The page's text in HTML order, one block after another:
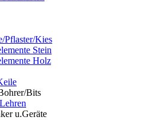
Pflaster/Kies
Stein
Holz
Bits
u.Geräte